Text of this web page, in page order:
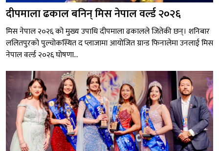
दीपमाला ढकाल बनिन् मिस नेपाल वर्ल्ड २०२६
मिस नेपाल २०२६ को मुख्य उपाधि दीपमाला ढकालले जितेकी छन्। शनिबार
ललितपुरको पुल्चोकस्थित द प्लाजामा आयोजित ग्रान्ड फिनालेमा उनलाई मिस
नेपाल वर्ल्ड २०२६ घोषणा...